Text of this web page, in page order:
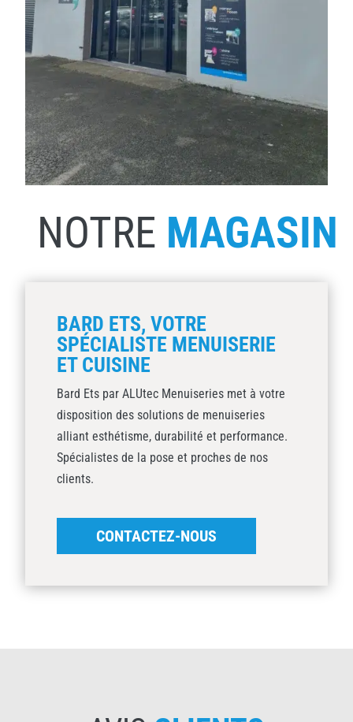
NOTRE MAGASIN
BARD ETS, VOTRE
SPÉCIALISTE MENUISERIE
ET CUISINE
Bard Ets par ALUtec Menuiseries met à votre
disposition des solutions de menuiseries
alliant esthétisme, durabilité et performance.
Spécialistes de la pose et proches de nos
clients.
CONTACTEZ-NOUS